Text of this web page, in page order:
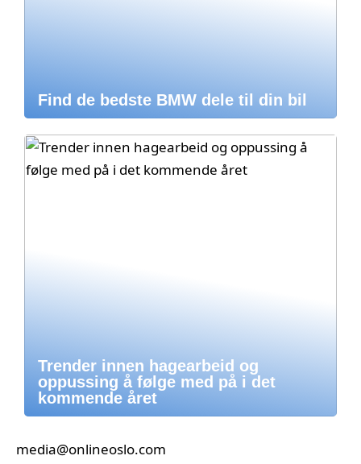
Find de bedste BMW dele til din bil
Trender innen hagearbeid og
oppussing å følge med på i det
kommende året
media@onlineoslo.com